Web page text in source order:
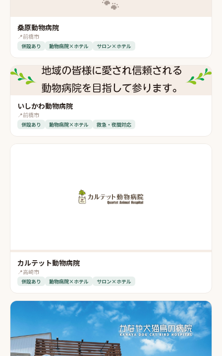
桑原動物病院
📍前橋市
併設あり 動物病院×ホテル サロン×ホテル
いしかわ動物病院
📍前橋市
併設あり 動物病院×ホテル 救急・夜間対応
カルテット動物病院
📍高崎市
併設あり 動物病院×ホテル サロン×ホテル